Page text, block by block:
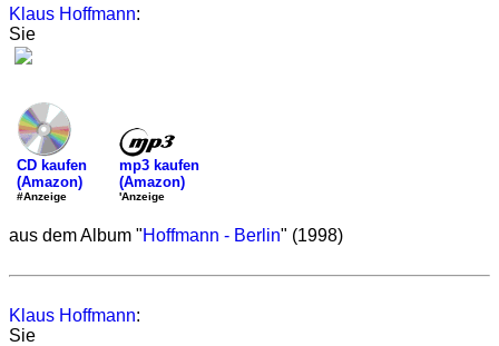
Klaus Hoffmann:
Sie
CD kaufen
(Amazon)
#Anzeige
mp3 kaufen
(Amazon)
'Anzeige
aus dem Album "Hoffmann - Berlin" (1998)
Klaus Hoffmann:
Sie